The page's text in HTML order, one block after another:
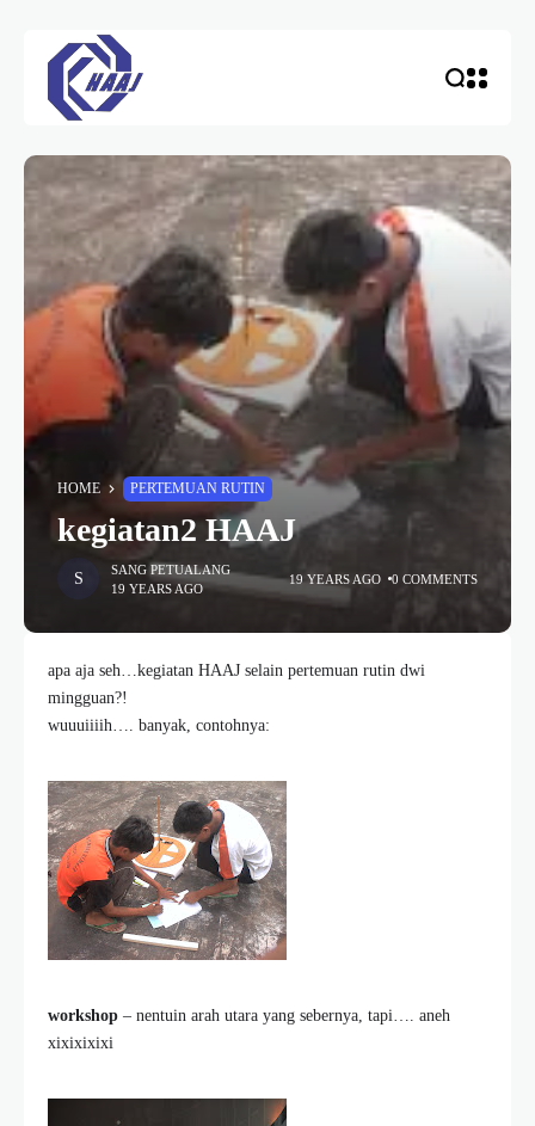
HOME PERTEMUAN RUTIN
kegiatan2 HAAJ
SANG PETUALANG
19 YEARS AGO
19 YEARS AGO 0 COMMENTS
apa aja seh…kegiatan HAAJ selain pertemuan rutin dwi
mingguan?!
wuuuiiiih…. banyak, contohnya:
workshop – nentuin arah utara yang sebernya, tapi…. aneh
xixixixixi